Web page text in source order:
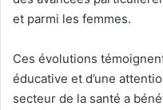
et parmi les femmes.
Ces évolutions
éducative et d’une
secteur de la santé a